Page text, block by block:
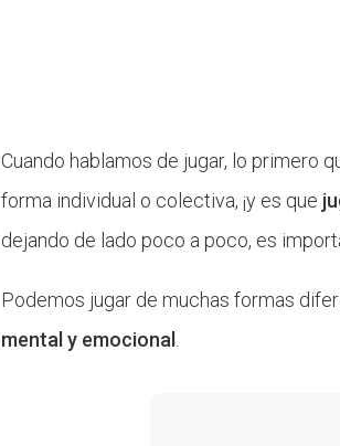
Cuando hablamos de jugar, lo primero
forma individual o colectiva, ¡y es que
dejando de lado poco a poco, es
Podemos jugar de muchas formas
mental y emocional